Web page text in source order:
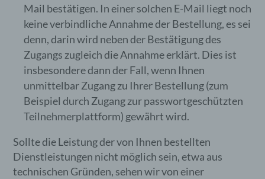
Mail bestätigen. In einer solchen E-Mail liegt noch
keine verbindliche Annahme der Bestellung, es sei
denn, darin wird neben der Bestätigung des
Zugangs zugleich die Annahme erklärt. Dies ist
insbesondere dann der Fall, wenn Ihnen
unmittelbar Zugang zu Ihrer Bestellung (zum
Beispiel durch Zugang zur passwortgeschützten
Teilnehmerplattform) gewährt wird.
Sollte die Leistung der von Ihnen bestellten
Dienstleistungen nicht möglich sein, etwa aus
technischen Gründen, sehen wir von einer